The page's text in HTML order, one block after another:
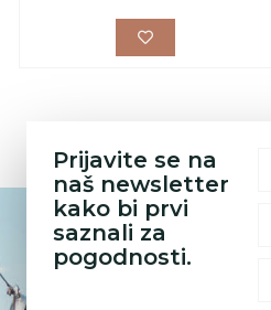
Prijavite se na
naš newsletter
kako bi prvi
saznali za
pogodnosti.